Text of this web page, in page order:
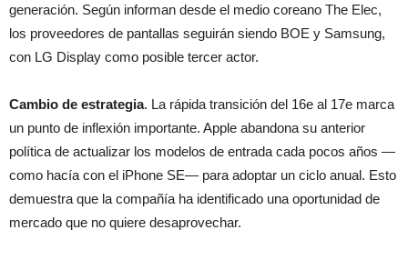
generación. Según informan desde el medio coreano The Elec,
los proveedores de pantallas seguirán siendo BOE y Samsung,
con LG Display como posible tercer actor.
Cambio de estrategia. La rápida transición del 16e al 17e marca
un punto de inflexión importante. Apple abandona su anterior
política de actualizar los modelos de entrada cada pocos años —
como hacía con el iPhone SE— para adoptar un ciclo anual. Esto
demuestra que la compañía ha identificado una oportunidad de
mercado que no quiere desaprovechar.